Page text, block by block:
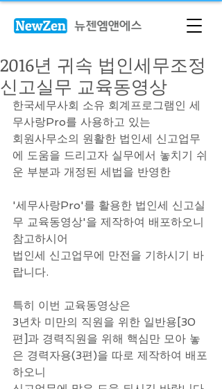
2016년 귀속 법인세무조정
신고실무 교육동영상
한국세무사회 소유 회계프로그램인 세
무사랑Pro를 사용하고 있는
회원사무소의 원활한 법인세 신고업무
에 도움을 드리고자 실무에서 놓치기 쉬
운 부분과 개정된 세법을 반영한
'세무사랑Pro'를 활용한 법인세 신고실
무 교육동영상'을 제작하여 배포하오니
참고하시어
법인세 신고업무에 만전을 기하시기 바
랍니다.
특히 이번 교육동영상은
3년차 미만의 직원을 위한 일반용[30
편]과 경력직원을 위해 핵심만 모아 놓
은 경력자용(3편)을 따로 제작하여 배포
하오니